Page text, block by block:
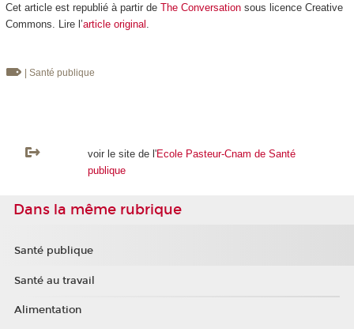
Cet article est republié à partir de The Conversationsous licence Creative
Commons. Lire l’article original .
| Santé publique
voir le site de l'Ecole Pasteur-Cnam de Santé
publique
Dans la même rubrique
Santé publique
Santé au travail
Alimentation